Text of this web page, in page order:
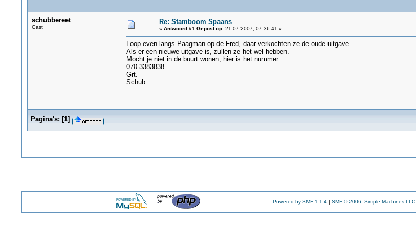
schubbereet
Gast
Re: Stamboom Spaans
« Antwoord #1 Gepost op:21-07-2007, 07:36:41 »
Loop even langs Paagman op de Fred, daar verkochten ze de oude uitgave.
Als er een nieuwe uitgave is, zullen ze het wel hebben.
Mocht je niet in de buurt wonen, hier is het nummer.
070-3383838.
Grt.
Schub
Pagina's: [1]
Powered by SMF 1.1.4 | SMF © 2006, Simple Machines LLC